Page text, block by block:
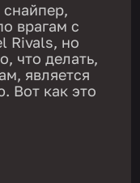
врагам с
Rivals, но
что делать,
является
Вот как это